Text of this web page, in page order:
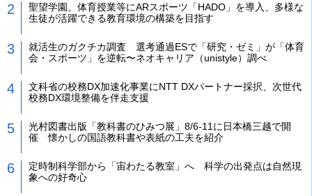
聖望学園、体育授業等にARスポーツ「HADO」を導入、多様な
生徒が活躍できる教育環境の構築を目指す
就活生のガクチカ調査 選考通過ESで「研究・ゼミ」が「体育
会・スポーツ」を逆転〜ネオキャリア（unistyle）調べ
文科省の校務DX加速化事業にNTT DXパートナー採択、次世代
校務DX環境整備を伴走支援
光村図書出版「教科書のひみつ展」8/6-11に日本橋三越で開
催 懐かしの国語教科書や表紙の工夫を紹介
定時制科学部から「宙わたる教室」へ 科学の出発点は自然現
象への好奇心